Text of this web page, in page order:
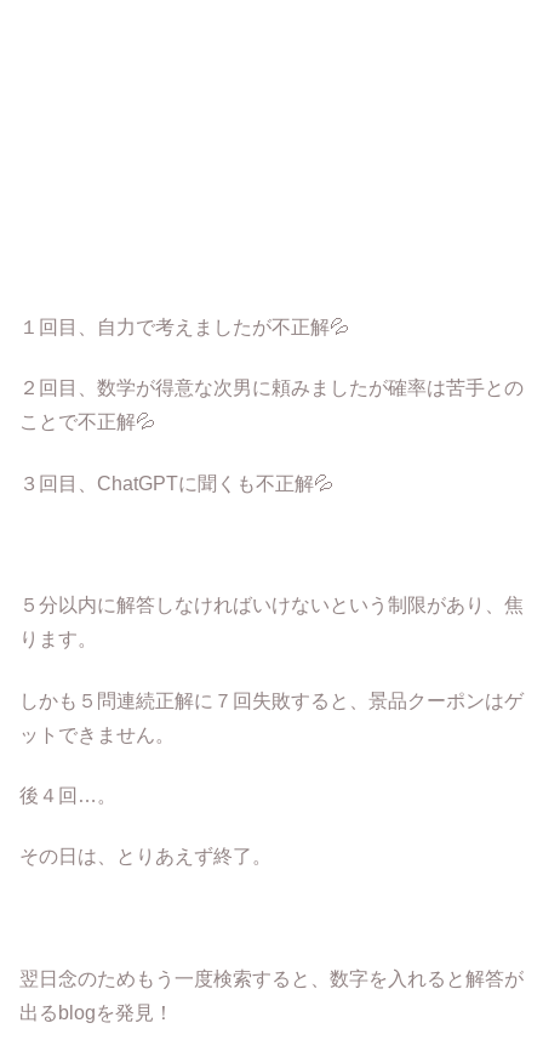
１回目、自力で考えましたが不正解💦
２回目、数学が得意な次男に頼みましたが確率は苦手との
ことで不正解💦
３回目、ChatGPTに聞くも不正解💦
５分以内に解答しなければいけないという制限があり、焦
ります。
しかも５問連続正解に７回失敗すると、景品クーポンはゲ
ットできません。
後４回…。
その日は、とりあえず終了。
翌日念のためもう一度検索すると、数字を入れると解答が
出るblogを発見！